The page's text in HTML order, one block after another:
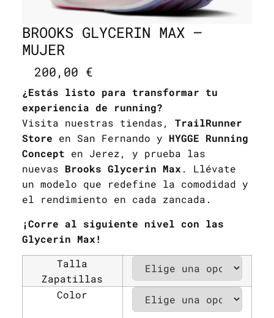
BROOKS GLYCERIN MAX –
MUJER
200,00 €
¿Estás listo para transformar tu
experiencia de running?
Visita nuestras tiendas, TrailRunner
Store en San Fernando y HYGGE Running
Concept en Jerez, y prueba las
nuevas Brooks Glycerin Max . Llévate
un modelo que redefine la comodidad y
el rendimiento en cada zancada.
¡Corre al siguiente nivel con las
Glycerin Max!
Talla
Zapatillas
Color